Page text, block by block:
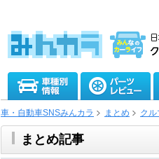
車・自動車SNSみんカラ まとめ クル
まとめ記事